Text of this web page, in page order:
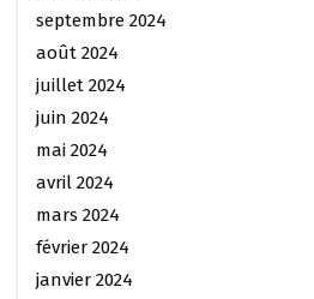
septembre 2024
août 2024
juillet 2024
juin 2024
mai 2024
avril 2024
mars 2024
février 2024
janvier 2024